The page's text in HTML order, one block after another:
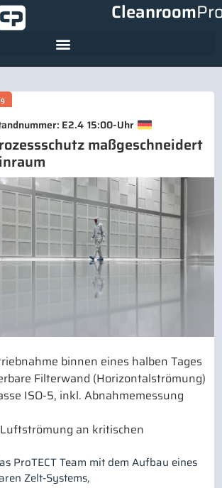
Cleanroom
E2.4 15:00-Uhr
maßgeschneidert
binnen eines halben Tages
Filterwand (Horizontalströmung)
ISO-5, inkl. Abnahmemessung
an kritischen
ProTECT Team mit dem Aufbau eines
Zelt-Systems,